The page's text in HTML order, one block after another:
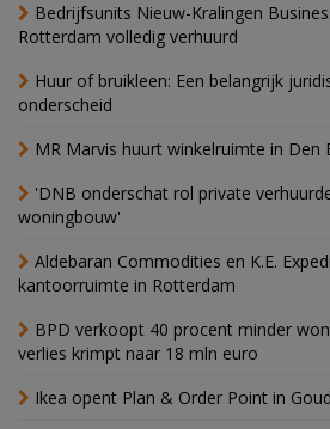
Bedrijfsunits Nieuw-Kralingen
Rotterdam volledig verhuurd
Huur of bruikleen: Een belangrijk
onderscheid
MR Marvis huurt winkelruimte in Den
'DNB onderschat rol private
woningbouw'
Aldebaran Commodities en K.E.
kantoorruimte in Rotterdam
BPD verkoopt 40 procent minder
verlies krimpt naar 18 mln euro
Ikea opent Plan & Order Point in